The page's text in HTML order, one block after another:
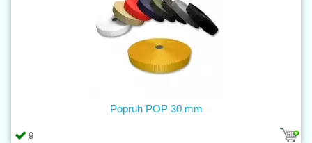
9
Popruh POP 30 mm